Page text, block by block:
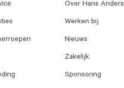
Over Hans Anders
Werken bij
Nieuws
Zakelijk
Sponsoring